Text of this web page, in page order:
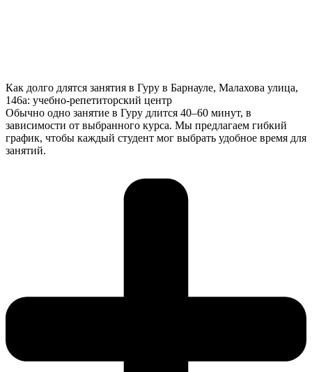
Как долго длятся занятия в Гуру в Барнауле, Малахова улица,
146а: учебно-репетиторский центр
Обычно одно занятие в Гуру длится 40–60 минут, в
зависимости от выбранного курса. Мы предлагаем гибкий
график, чтобы каждый студент мог выбрать удобное время для
занятий.